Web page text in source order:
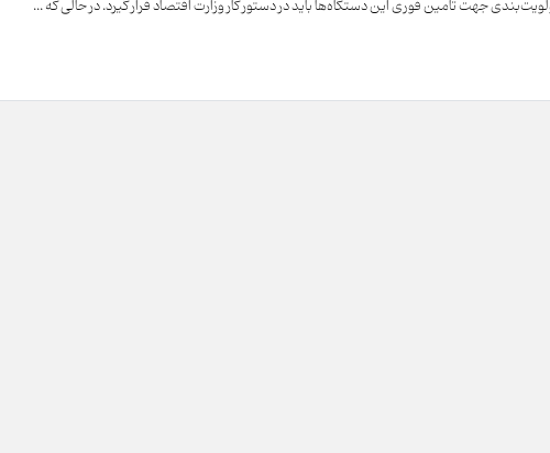
جهت تأمین فوری این دستگاه‌ها باید در دستور کار وزارت اقتصاد قرار گیرد. در حالی که ...